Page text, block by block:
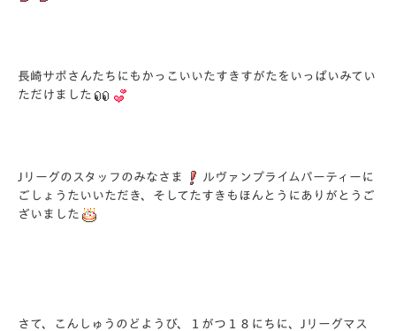
長崎サポさんたちにもかっこいいたすきすがたをいっぱいみてい
ただけました
Jリーグのスタッフのみなさま
ルヴァンプライムパーティーに
ごしょうたいいただき、そしてたすきもほんとうにありがとうご
ざいました
さて、こんしゅうのどようび、１がつ１８にちに、Jリーグマス